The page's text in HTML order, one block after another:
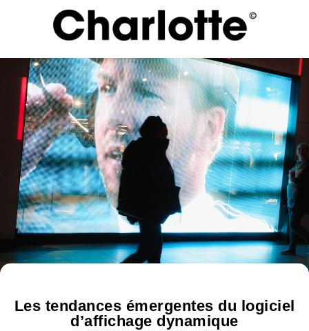
Les tendances émergentes du logiciel
d’affichage dynamique